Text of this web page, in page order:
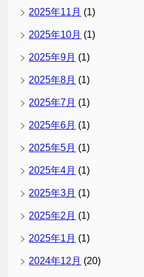
2025年11月 (1)
2025年10月 (1)
2025年9月 (1)
2025年8月 (1)
2025年7月 (1)
2025年6月 (1)
2025年5月 (1)
2025年4月 (1)
2025年3月 (1)
2025年2月 (1)
2025年1月 (1)
2024年12月 (20)